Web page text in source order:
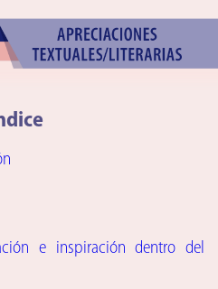
e inspiración dentro del